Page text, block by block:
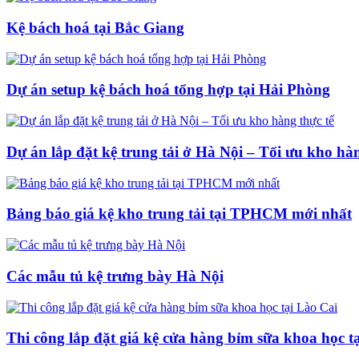
Kệ bách hoá tại Bắc Giang
Dự án setup kệ bách hoá tổng hợp tại Hải Phòng
Dự án lắp đặt kệ trung tải ở Hà Nội – Tối ưu kho
Bảng báo giá kệ kho trung tải tại TPHCM mới nhất
Các mẫu tủ kệ trưng bày Hà Nội
Thi công lắp đặt giá kệ cửa hàng bỉm sữa khoa học